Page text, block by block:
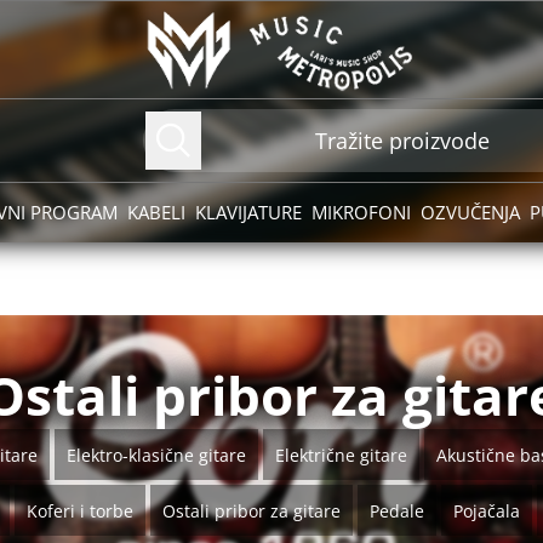
PROGRAM KABELI KLAVIJATURE MIKROFONI OZVUČENJA
pribor za
Elektro-klasične gitare Električne gitare Akustične
Koferi i torbe Ostali pribor za gitare Pedale Pojačala